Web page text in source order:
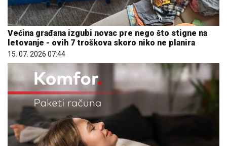
Većina građana izgubi novac pre nego što stigne na
letovanje - ovih 7 troškova skoro niko ne planira
15. 07. 2026 07:44